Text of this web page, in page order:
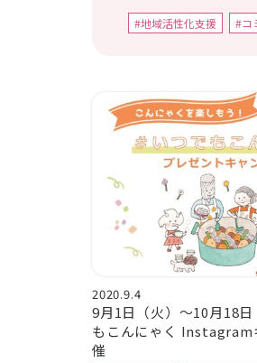
#地域活性化支援 #コ
2020.9.4
9月1日（火）～10月18
もこんにゃく Instagram
催